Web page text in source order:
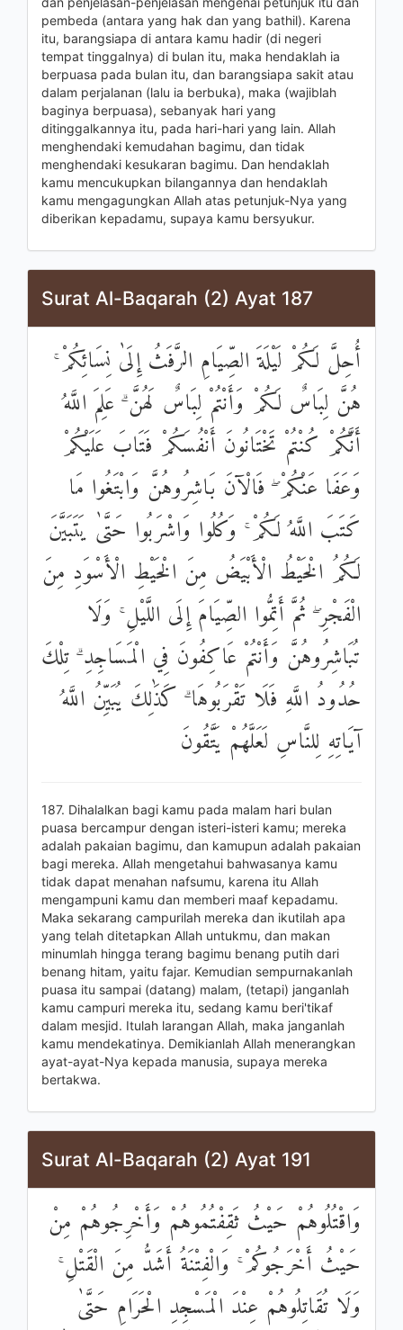
pembeda (antara yang hak dan yang bathil). Karena
itu, barangsiapa di antara kamu hadir (di negeri
tempat tinggalnya) di bulan itu, maka hendaklah ia
berpuasa pada bulan itu, dan barangsiapa sakit atau
dalam perjalanan (lalu ia berbuka), maka (wajiblah
baginya berpuasa), sebanyak hari yang
ditinggalkannya itu, pada hari-hari yang lain. Allah
menghendaki kemudahan bagimu, dan tidak
menghendaki kesukaran bagimu. Dan hendaklah
kamu mencukupkan bilangannya dan hendaklah
kamu mengagungkan Allah atas petunjuk-Nya yang
diberikan kepadamu, supaya kamu bersyukur.
Surat Al-Baqarah (2) Ayat 187
أُحِلَّ لَكُمْ لَيْلَةَ الصِّيَامِ الرَّفَثُ إِلَىٰ نِسَائِكُمْ ۚ
هُنَّ لِبَاسٌ لَكُمْ وَأَنْتُمْ لِبَاسٌ لَهُنَّ ۗ عَلِمَ اللَّهُ
أَنَّكُمْ كُنْتُمْ تَخْتَانُونَ أَنْفُسَكُمْ فَتَابَ عَلَيْكُمْ
وَعَفَا عَنْكُمْ ۖ فَالْآنَ بَاشِرُوهُنَّ وَابْتَغُوا مَا
كَتَبَ اللَّهُ لَكُمْ ۚ وَكُلُوا وَاشْرَبُوا حَتَّىٰ يَتَبَيَّنَ
لَكُمُ الْخَيْطُ الْأَبْيَضُ مِنَ الْخَيْطِ الْأَسْوَدِ مِنَ
الْفَجْرِ ۖ ثُمَّ أَتِمُّوا الصِّيَامَ إِلَى اللَّيْلِ ۚ وَلَا
تُبَاشِرُوهُنَّ وَأَنْتُمْ عَاكِفُونَ فِي الْمَسَاجِدِ ۗ تِلْكَ
حُدُودُ اللَّهِ فَلَا تَقْرَبُوهَا ۗ كَذَٰلِكَ يُبَيِّنُ اللَّهُ
آيَاتِهِ لِلنَّاسِ لَعَلَّهُمْ يَتَّقُونَ
187. Dihalalkan bagi kamu pada malam hari bulan
puasa bercampur dengan isteri-isteri kamu; mereka
adalah pakaian bagimu, dan kamupun adalah pakaian
bagi mereka. Allah mengetahui bahwasanya kamu
tidak dapat menahan nafsumu, karena itu Allah
mengampuni kamu dan memberi maaf kepadamu.
Maka sekarang campurilah mereka dan ikutilah apa
yang telah ditetapkan Allah untukmu, dan makan
minumlah hingga terang bagimu benang putih dari
benang hitam, yaitu fajar. Kemudian sempurnakanlah
puasa itu sampai (datang) malam, (tetapi) janganlah
kamu campuri mereka itu, sedang kamu beri'tikaf
dalam mesjid. Itulah larangan Allah, maka janganlah
kamu mendekatinya. Demikianlah Allah menerangkan
ayat-ayat-Nya kepada manusia, supaya mereka
bertakwa.
Surat Al-Baqarah (2) Ayat 191
وَاقْتُلُوهُمْ حَيْثُ ثَقِفْتُمُوهُمْ وَأَخْرِجُوهُمْ مِنْ
حَيْثُ أَخْرَجُوكُمْ ۚ وَالْفِتْنَةُ أَشَدُّ مِنَ الْقَتْلِ ۚ
وَلَا تُقَاتِلُوهُمْ عِنْدَ الْمَسْجِدِ الْحَرَامِ حَتَّىٰ